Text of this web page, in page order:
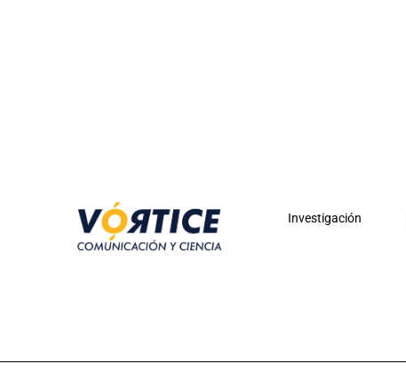
Investigación